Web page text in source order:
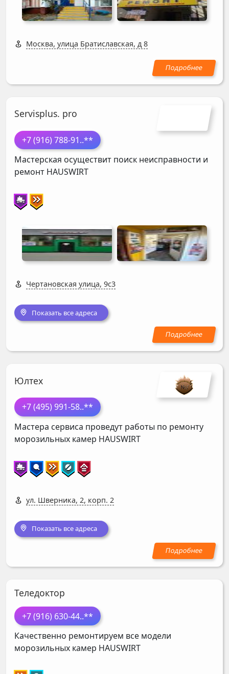
Москва, улица Братиславская, д 8
Servisplus. pro
+7 (916) 788-91..**
Мастерская осуществит поиск неисправности и
ремонт HAUSWIRT
Чертановская улица, 9с3
Показать все адреса
Юлтех
+7 (495) 991-58..**
Мастера сервиса проведут работы по ремонту
морозильных камер HAUSWIRT
ул. Шверника, 2, корп. 2
Показать все адреса
Теледоктор
+7 (916) 630-44..**
Качественно ремонтируем все модели
морозильных камер HAUSWIRT